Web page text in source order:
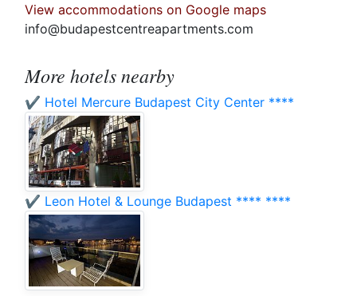
View accommodations on Google maps
info@budapestcentreapartments.com
More hotels nearby
✔️ Hotel Mercure Budapest City Center ****
✔️ Leon Hotel & Lounge Budapest **** ****